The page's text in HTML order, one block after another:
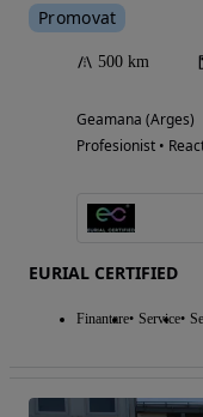
Promovat
500 km
Geamana (Arges)
Profesionist •
EURIAL CERTIFIED
Finantare Service